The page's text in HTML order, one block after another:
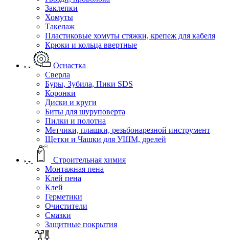
Заклепки
Хомуты
Такелаж
Пластиковые хомуты стяжки, крепеж для кабеля
Крюки и кольца ввертные
Оснастка
Сверла
Буры, Зубила, Пики SDS
Коронки
Диски и круги
Биты для шуруповерта
Пилки и полотна
Метчики, плашки, резьбонарезной инструмент
Щетки и Чашки для УШМ, дрелей
Строительная химия
Монтажная пена
Клей пена
Клей
Герметики
Очистители
Смазки
Защитные покрытия